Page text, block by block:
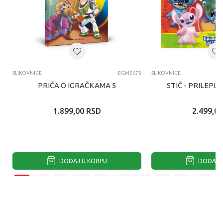
SLIKOVNICE EGM5675
PRIČA O IGRAČKAMA 5
1.899,00 RSD
DODAJ U KORPU
SLIKOVNICE
STIČ -
2.499,00
DODAJ